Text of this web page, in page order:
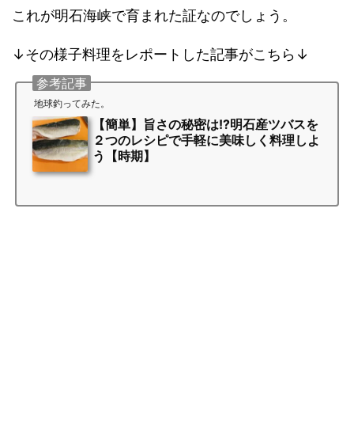
これが明石海峡で育まれた証なのでしょう。
↓その様子料理をレポートした記事がこちら↓
地球釣ってみた。
参考記事
【簡単】旨さの秘密は!?明石産ツバスを
２つのレシピで手軽に美味しく料理しよ
う【時期】